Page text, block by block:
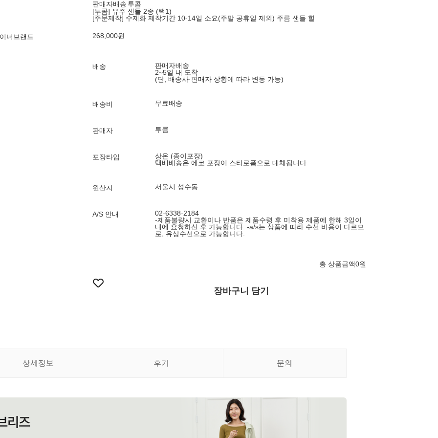
너브랜드
판매자배송 투콤
[투콤] 유주 샌들 2종 (택1)
[주문제작] 수제화 제작기간 10-14일 소요(주말 공휴일 제외) 주름 샌들 힐
268,000원
배송
판매자배송
2~5일 내 도착
(단, 배송사·판매자 상황에 따라 변동 가능)
배송비 무료배송
판매자 투콤
포장타입
상온 (종이포장)
택배배송은 에코 포장이 스티로폼으로 대체됩니다.
원산지 서울시 성수동
A/S 안내
02-6338-2184
-제품불량시 교환이나 반품은 제품수령 후 미착용 제품에 한해 3일이
내에 요청하신 후 가능합니다. -a/s는 상품에 따라 수선 비용이 다르므
로, 유상수선으로 가능합니다.
총 상품금액0원
장바구니 담기
상세정보 후기 문의